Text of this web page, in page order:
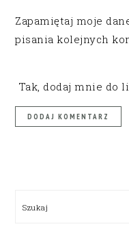
Zapamiętaj moje
pisania kolejnych
Tak, dodaj mnie do
Szukaj